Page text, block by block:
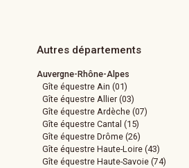
Autres départements
Auvergne-Rhône-Alpes
Gîte équestre Ain (01)
Gîte équestre Allier (03)
Gîte équestre Ardèche (07)
Gîte équestre Cantal (15)
Gîte équestre Drôme (26)
Gîte équestre Haute-Loire (43)
Gîte équestre Haute-Savoie (74)